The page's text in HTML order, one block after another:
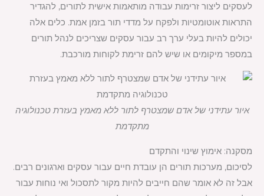
לעסקים ליצור זרימות עבודה מותאמות אישית לתורים, להגדיר
התראות אוטומטיות ולפקח על מדדי תור בזמן אמת. כלים אלה
יכולים להיות בעלי ערך רב עבור עסקים שצריכים לנהל תורים
במספר מיקומים או שיש להם זרימת לקוחות מורכבת.
איור עתידני של אדם שמצטרף לתור ללא מאמץ בעזרת טכנולוגיה
מתקדמת
מסקנה: אימוץ שינוי והתקדם
לסיכום, מערכות תורים הן עובדת חיים עבור עסקים וארגונים רבים.
אבל זה לא אומר שהם חייבים להיות מקור לתסכול ואי נוחות עבור